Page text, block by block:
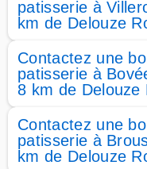
patisserie à
km de Delouze
Contactez une
patisserie à
8 km de Delouze
Contactez une
patisserie à
km de Delouze